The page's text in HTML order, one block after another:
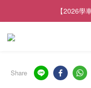
【2026學
Share